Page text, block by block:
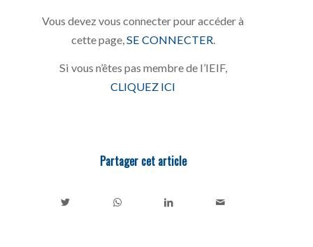
Vous devez vous connecter pour accéder à
cette page, SE CONNECTER
Si vous n’êtes pas membre de l’IEIF,
CLIQUEZ ICI
Partager cet article